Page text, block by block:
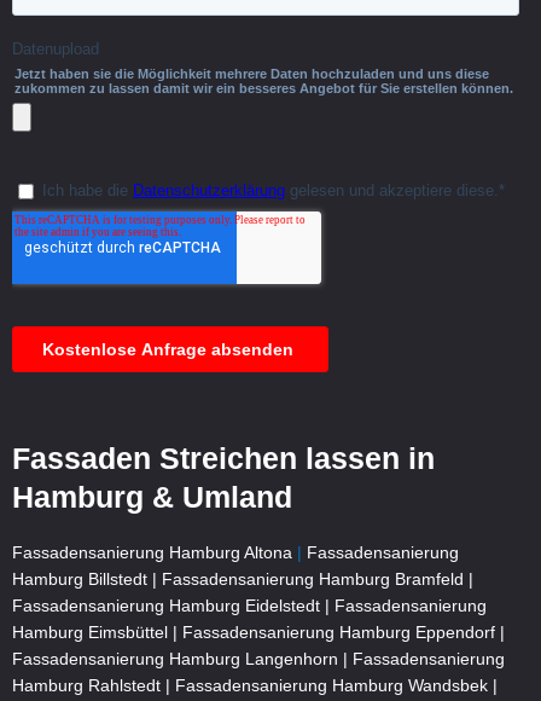
Fassaden Streichen lassen in
Hamburg & Umland
Fassadensanierung Hamburg Altona
Fassadensanierung
Hamburg Billstedt |
Fassadensanierung Hamburg Bramfeld |
Fassadensanierung Hamburg Eidelstedt |
Fassadensanierung
Hamburg Eimsbüttel |
Fassadensanierung Hamburg Eppendorf |
Fassadensanierung Hamburg Langenhorn |
Fassadensanierung
Hamburg Rahlstedt |
Fassadensanierung Hamburg Wandsbek |